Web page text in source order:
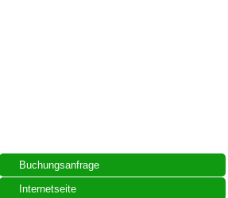
Buchungsanfrage
Internetseite